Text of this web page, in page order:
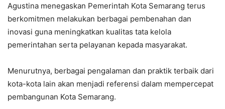
Agustina menegaskan Pemerintah Kota Semarang terus
berkomitmen melakukan berbagai pembenahan dan
inovasi guna meningkatkan kualitas tata kelola
pemerintahan serta pelayanan kepada masyarakat.
Menurutnya, berbagai pengalaman dan praktik terbaik dari
kota-kota lain akan menjadi referensi dalam mempercepat
pembangunan Kota Semarang.